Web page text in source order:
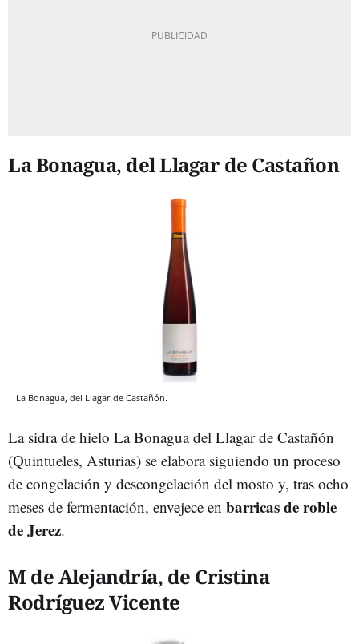
La Bonagua, del Llagar de Castañon
La Bonagua, del Llagar de Castañón.
La sidra de hielo La Bonagua del Llagar de Castañón
(Quintueles, Asturias) se elabora siguiendo un proceso
de congelación y descongelación del mosto y, tras ocho
meses de fermentación, envejece en barricas de roble
de Jerez.
M de Alejandría, de Cristina
Rodríguez Vicente